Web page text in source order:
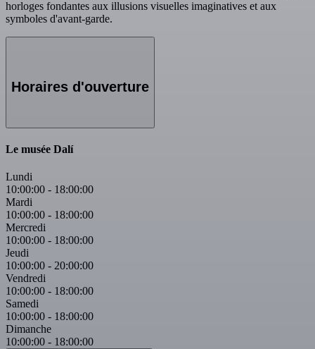
horloges fondantes aux illusions visuelles imaginatives et aux
symboles d'avant-garde.
Horaires d'ouverture
Le musée Dalí
Lundi
10:00:00 - 18:00:00
Mardi
10:00:00 - 18:00:00
Mercredi
10:00:00 - 18:00:00
Jeudi
10:00:00 - 20:00:00
Vendredi
10:00:00 - 18:00:00
Samedi
10:00:00 - 18:00:00
Dimanche
10:00:00 - 18:00:00